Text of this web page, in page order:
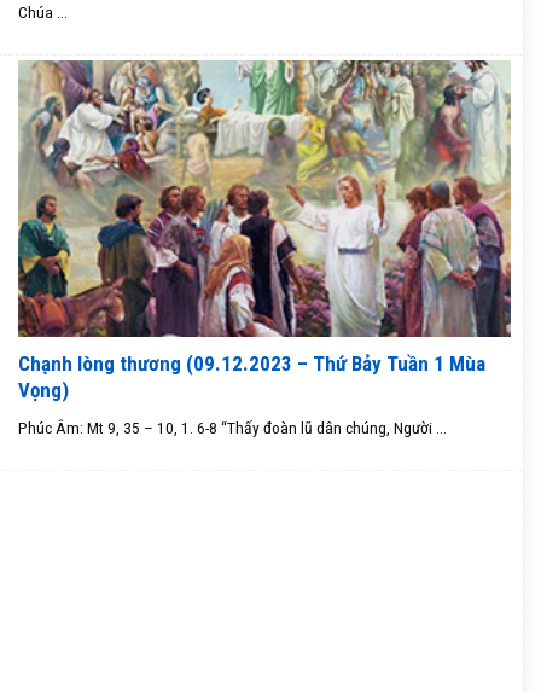
Chúa ...
Chạnh lòng thương (09.12.2023 – Thứ Bảy Tuần 1 Mùa
Vọng)
Phúc Âm: Mt 9, 35 – 10, 1. 6-8 “Thấy đoàn lũ dân chúng, Người ...